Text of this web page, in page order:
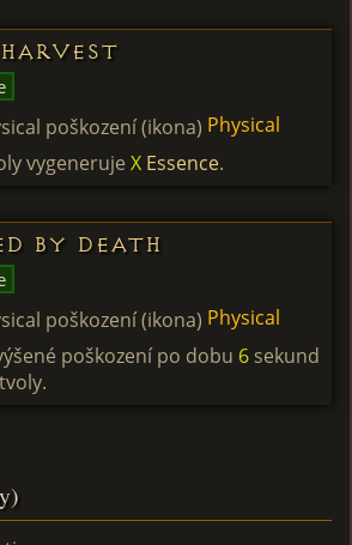
Harvest
Physical
vygeneruje X Essence.
by Death
Physical
poškození po dobu 6 sekund